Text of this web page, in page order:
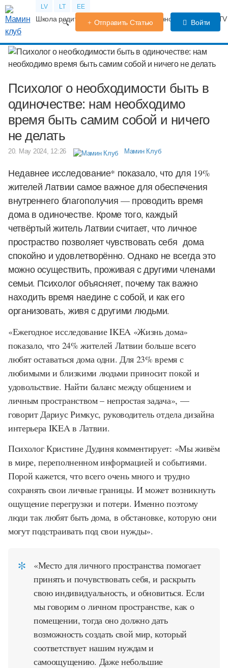
LV LT EE
Школа родителей Календарь беременности Форум
Отправить Статью Войти
Психолог о необходимости быть в
одиночестве: нам необходимо
время быть самим собой и ничего
не делать
20. May 2024, 12:26 Мамин Клуб
Недавнее исследование* показало, что для 19%
жителей Латвии самое важное для обеспечения
внутреннего благополучия — проводить время
дома в одиночестве. Кроме того, каждый
четвёртый житель Латвии считает, что личное
простраство позволяет чувствовать себя дома
спокойно и удовлетворённо. Однако не всегда это
можно осуществить, проживая с другими членами
семьи. Психолог объясняет, почему так важно
находить время наедине с собой, и как его
организовать, живя с другими людьми.
«Ежегодное исследование IKEA «Жизнь дома»
показало, что 24% жителей Латвии больше всего
любят оставаться дома одни. Для 23% время с
любимыми и близкими людьми приносит покой и
удовольствие. Найти баланс между общением и
личным пространством – непростая задача», —
говорит Дариус Римкус, руководитель отдела дизайна
интерьера IKEA в Латвии.
Психолог Кристине Дудиня комментирует: «Мы живём
в мире, переполненном информацией и событиями.
Порой кажется, что всего очень много и трудно
сохранять свои личные границы. И может возникнуть
ощущение перегрузки и потери. Именно поэтому
люди так любят быть дома, в обстановке, которую они
могут подстраивать под свои нужды».
«Место для личного пространства помогает
принять и почувствовать себя, и раскрыть
свою индивидуальность, и обновиться. Если
мы говорим о личном пространстве, как о
помещении, тогда оно должно дать
возможность создать свой мир, который
соответствует нашим нуждам и
самоощущению. Даже небольшие